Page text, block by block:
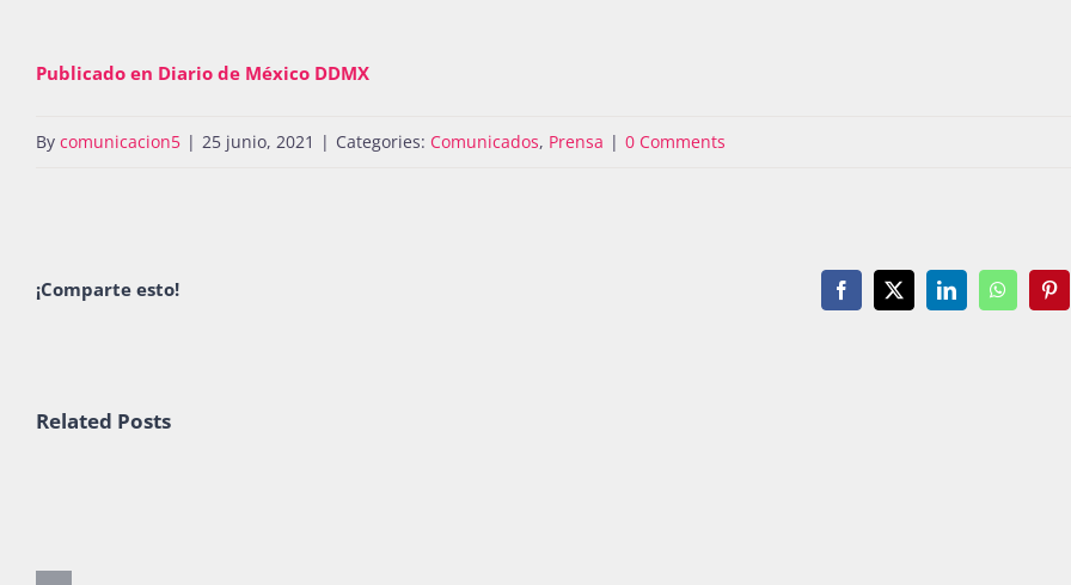
Publicado en Diario de México DDMX
By comunicacion5 | 25 junio, 2021 | Categories: Comunicados, Prensa | 0 Comments
¡Comparte esto! Facebook
X LinkedInWhatsApp
Related Posts